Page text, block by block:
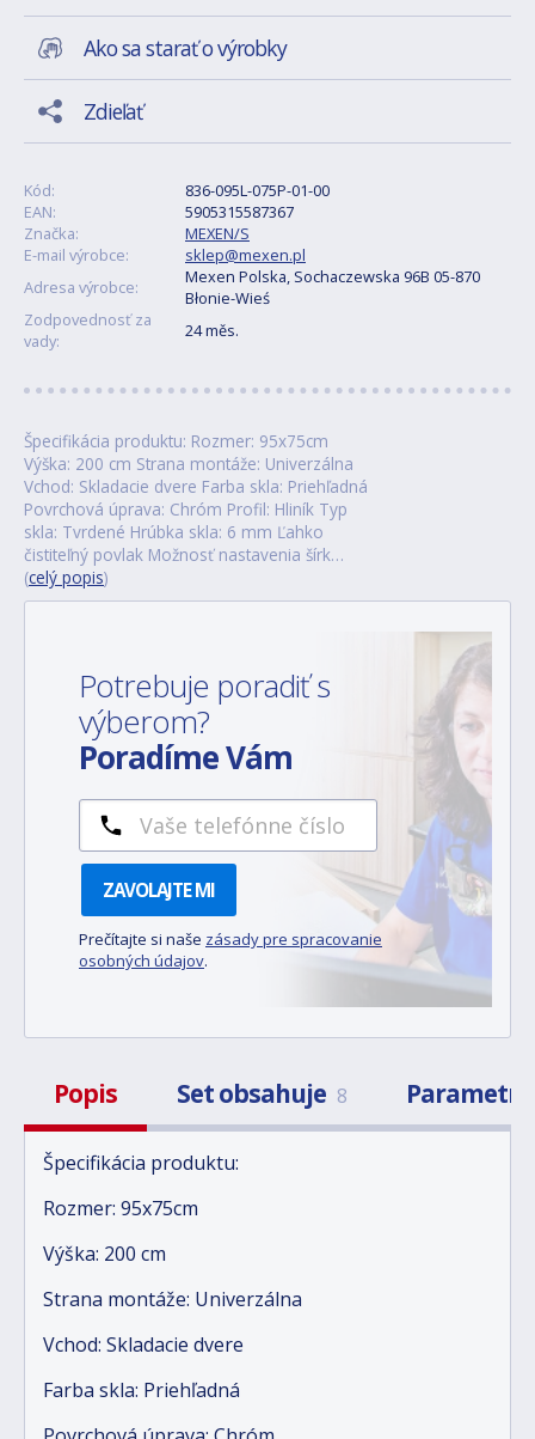
Ako sa starať o výrobky
Zdieľať
Kód:
836-095L-075P-01-00
EAN:
5905315587367
Značka:
MEXEN/S
E-mail výrobce:
sklep@mexen.pl
Adresa výrobce:
Mexen Polska, Sochaczewska 96B 05-870
Błonie-Wieś
Zodpovednosť za
vady:
24 měs.
Špecifikácia produktu: Rozmer: 95x75cm
Výška: 200 cm Strana montáže: Univerzálna
Vchod: Skladacie dvere Farba skla: Priehľadná
Povrchová úprava: Chróm Profil: Hliník Typ
skla: Tvrdené Hrúbka skla: 6 mm Ľahko
čistiteľný povlak Možnosť nastavenia šírk…
(celý popis)
Potrebuje poradiť s
výberom?
Poradíme Vám
ZAVOLAJTE MI
Prečítajte si naše zásady pre spracovanie
osobných údajov.
Popis Set obsahuje 8 Parametre
Špecifikácia produktu:
Rozmer: 95x75cm
Výška: 200 cm
Strana montáže: Univerzálna
Vchod: Skladacie dvere
Farba skla: Priehľadná